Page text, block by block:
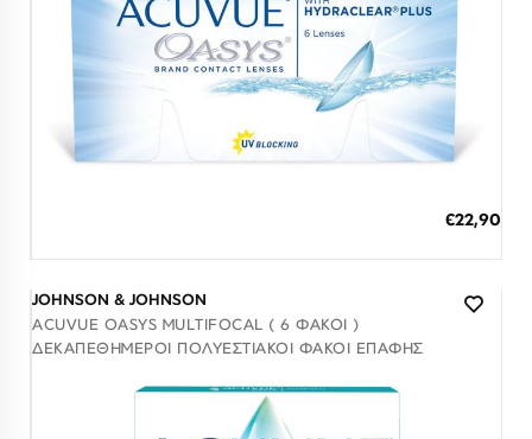
ΕΠΙΣΚΕΦΘΕΊΤΕ ΜΑΣ
Εντός Στοάς Πεσματζόγλου,
Πανεπιστημίου 39, 10564, Αθήνα, Ελλάδα
Δευ-Τετ Τρί-Πέμ-Παρ
Σάβ
ΑΚΟΛΟΥΘΉΣΤΕ ΜΑΣ
€22,90
Διαθέσιμο
JOHNSON & JOHNSON
ACUVUE OASYS MULTIFOCAL ( 6 ΦΑΚΟΊ )
ΔΕΚΑΠΕΘΉΜΕΡΟΙ ΠΟΛΥΕΣΤΙΑΚΟΊ ΦΑΚΟΊ ΕΠΑΦΉΣ